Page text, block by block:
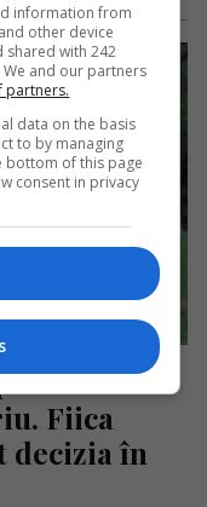
casa
Fiica
decizia în
information from
other device
shared with 242
and our partners
partners.
data on the basis
to by managing
bottom of this page
consent in privacy